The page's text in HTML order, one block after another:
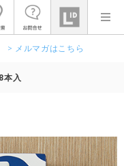
> メルマガはこちら
本入